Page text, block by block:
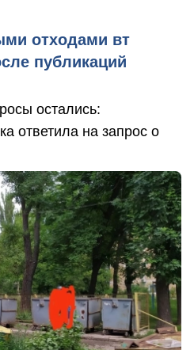
отходами вт
публикаций
остались:
ответила на запрос о